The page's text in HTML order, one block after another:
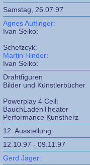
Samstag, 26.07.97
Agnes Auffinger:
Ivan Seiko:
Schefzcyk:
Martin Hinder:
Ivan Seiko:
Drahtfiguren
Bilder und Künstlerbücher
Powerplay 4 Celli
BauchLadenTheater
Performance Kunstherz
12. Ausstellung:
12.10.97 - 09.11.97
Gerd Jäger: